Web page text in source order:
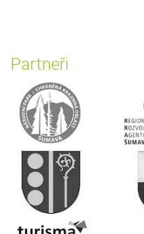
Partneři